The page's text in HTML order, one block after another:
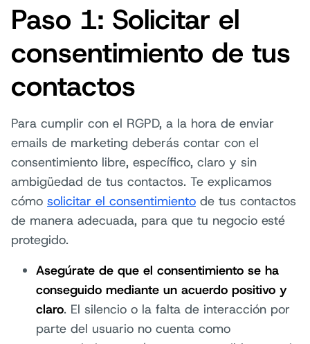
Paso 1: Solicitar el
consentimiento de tus
contactos
Para cumplir con el RGPD, a la hora de enviar
emails de marketing deberás contar con el
consentimiento libre, específico, claro y sin
ambigüedad de tus contactos. Te explicamos
cómo solicitar el consentimiento de tus contactos
de manera adecuada, para que tu negocio esté
protegido.
Asegúrate de que el consentimiento se ha
conseguido mediante un acuerdo positivo y
claro. El silencio o la falta de interacción por
parte del usuario no cuenta como